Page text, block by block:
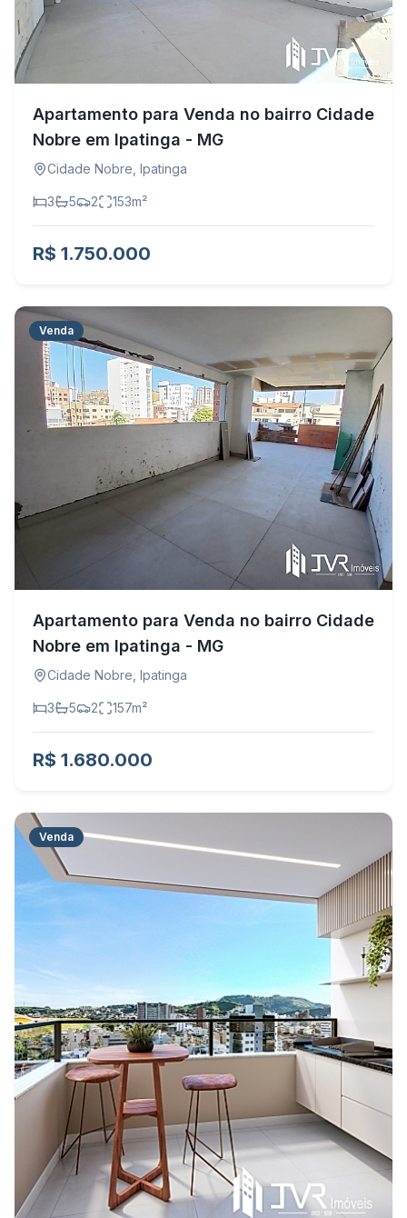
Apartamento para Venda no bairro Cidade
Nobre em Ipatinga - MG
Cidade Nobre Ipatinga
3 5 2 153m²
R$ 1.750.000
Venda
Apartamento para Venda no bairro Cidade
Nobre em Ipatinga - MG
Cidade Nobre Ipatinga
3 5 2 157m²
R$ 1.680.000
Venda